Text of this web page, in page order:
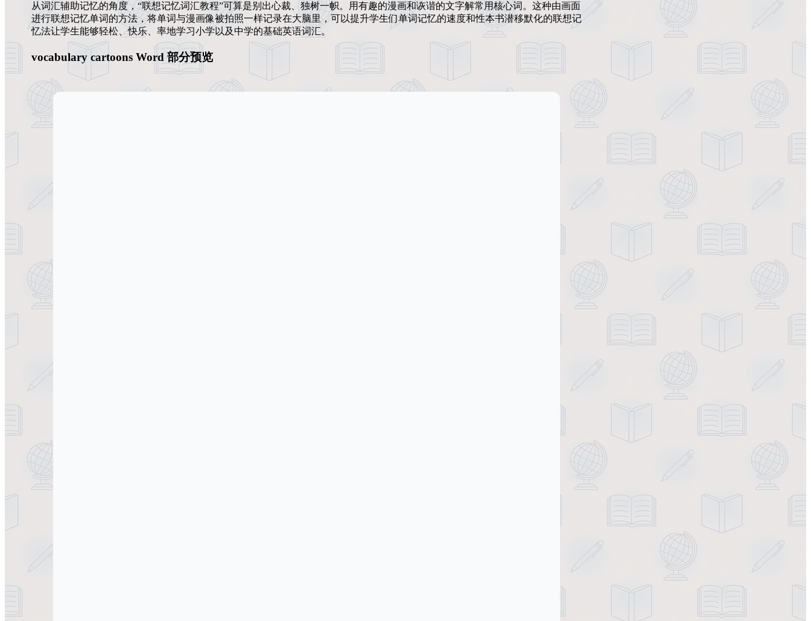
从词汇辅助记忆的角度，“联想记忆词汇教程”可算是别出心裁、独树一帜。用有趣的漫画和诙谐的文字解常用核心词。这种由画面
进行联想记忆单词的方法，将单词与漫画像被拍照一样记录在大脑里，可以提升学生们单词记忆的速度和性本书潜移默化的联想记
忆法让学生能够轻松、快乐、率地学习小学以及中学的基础英语词汇。
vocabulary cartoons Word 部分预览